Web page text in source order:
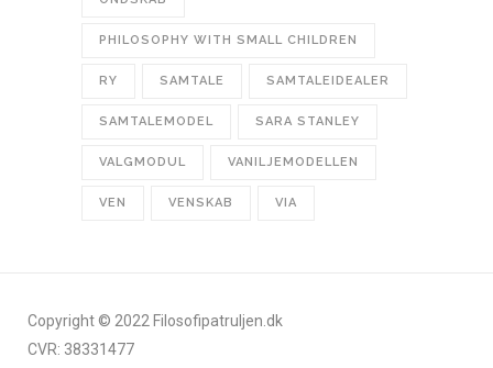
PHILOSOPHY WITH SMALL CHILDREN
RY SAMTALE SAMTALEIDEALER
SAMTALEMODEL SARA STANLEY
VALGMODUL VANILJEMODELLEN
VEN VENSKAB VIA
Copyright © 2022 Filosofipatruljen.dk
CVR: 38331477